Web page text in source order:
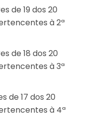
de 19 dos 20
à 2ª
de 18 dos 20
à 3ª
de 17 dos 20
à 4ª